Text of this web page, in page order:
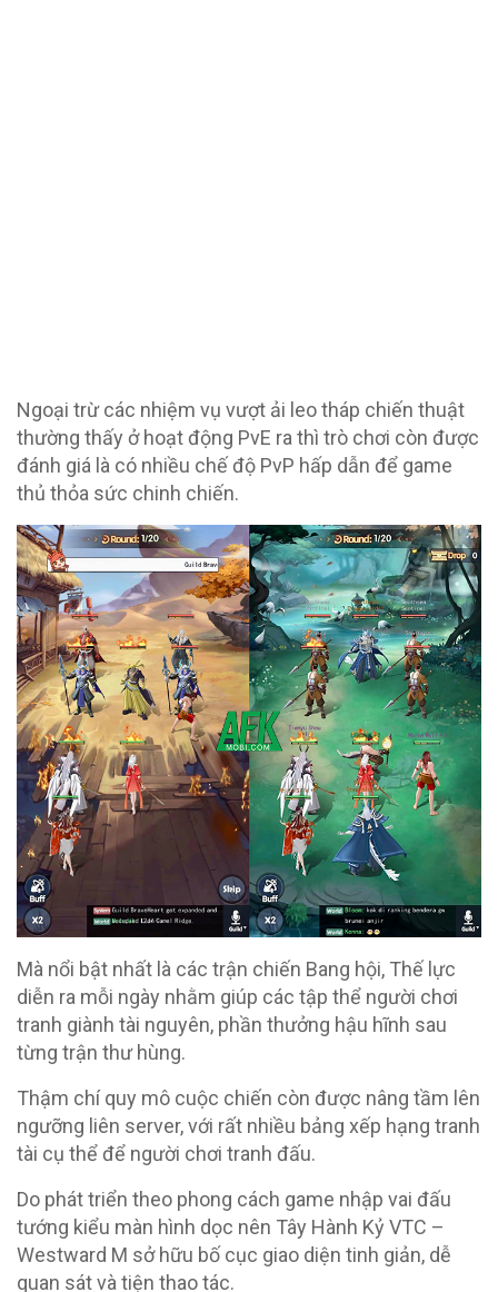
Ngoại trừ các nhiệm vụ vượt ải leo tháp chiến thuật
thường thấy ở hoạt động PvE ra thì trò chơi còn được
đánh giá là có nhiều chế độ PvP hấp dẫn để game
thủ thỏa sức chinh chiến.
Mà nổi bật nhất là các trận chiến Bang hội, Thế lực
diễn ra mỗi ngày nhằm giúp các tập thể người chơi
tranh giành tài nguyên, phần thưởng hậu hĩnh sau
từng trận thư hùng.
Thậm chí quy mô cuộc chiến còn được nâng tầm lên
ngưỡng liên server, với rất nhiều bảng xếp hạng tranh
tài cụ thể để người chơi tranh đấu.
Do phát triển theo phong cách game nhập vai đấu
tướng kiểu màn hình dọc nên Tây Hành Kỷ VTC –
Westward M sở hữu bố cục giao diện tinh giản, dễ
quan sát và tiện thao tác.